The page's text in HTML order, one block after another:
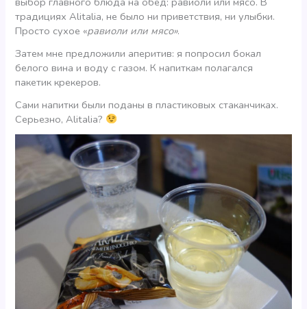
традициях Alitalia, не было ни приветствия, ни улыбки.
Просто сухое «равиоли или мясо».
Затем мне предложили аперитив: я попросил бокал
белого вина и воду с газом. К напиткам полагался
пакетик крекеров.
Сами напитки были поданы в пластиковых стаканчиках.
Серьезно, Alitalia?